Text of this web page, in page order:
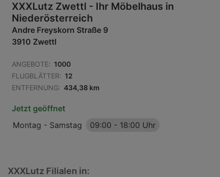
XXXLutz Zwettl - Ihr Möbelhaus in
Niederösterreich
Andre Freyskorn Straße 9
3910 Zwettl
ANGEBOTE: 1000
FLUGBLÄTTER: 12
ENTFERNUNG: 434,38 km
Jetzt geöffnet
Montag - Samstag
09:00 - 18:00 Uhr
XXXLutz Filialen in: